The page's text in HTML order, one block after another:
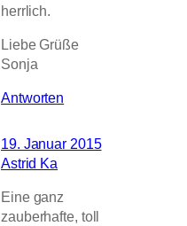
herrlich.
Liebe Grüße
Sonja
Antworten
19. Januar 2015
Astrid Ka
Eine ganz
zauberhafte, toll